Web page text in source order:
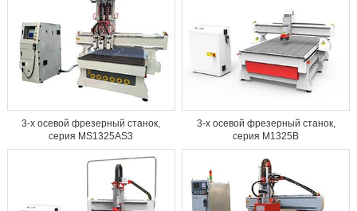
3-х осевой фрезерный станок,
серия MS1325AS3
3-х осевой фрезерный станок,
серия M1325B